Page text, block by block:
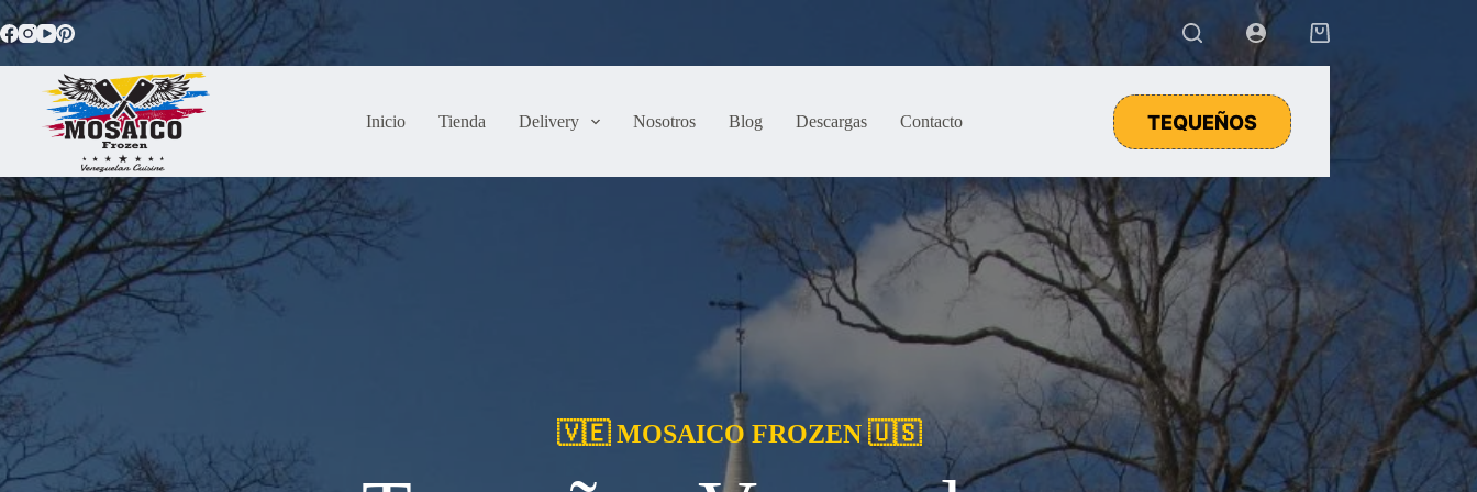
Saltar
al
contenido
Carro
Inicio Tienda Delivery Nosotros Blog Descargas Contacto TEQUEÑOS
🇻🇪 MOSAICO FROZEN 🇺🇸